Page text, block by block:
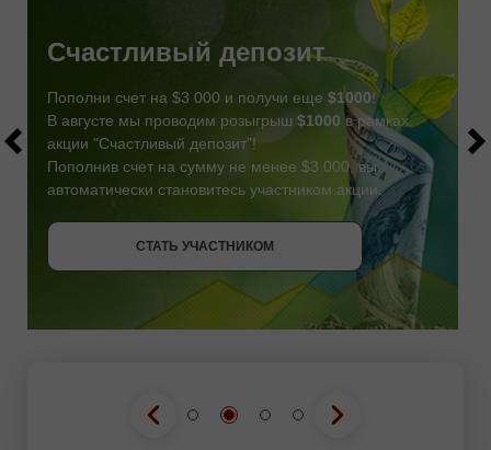
СТАТЬ УЧАСТНИКОМ
Счастливый депозит
Пополни счет на $3 000 и получи еще $1000!
В августе мы проводим розыгрыш $1000 в рамках
акции "Счастливый депозит"!
Пополнив счет на сумму не менее $3 000, вы
автоматически становитесь участником акции.
СТАТЬ УЧАСТНИКОМ
ПОЛУЧИТЬ БОНУС